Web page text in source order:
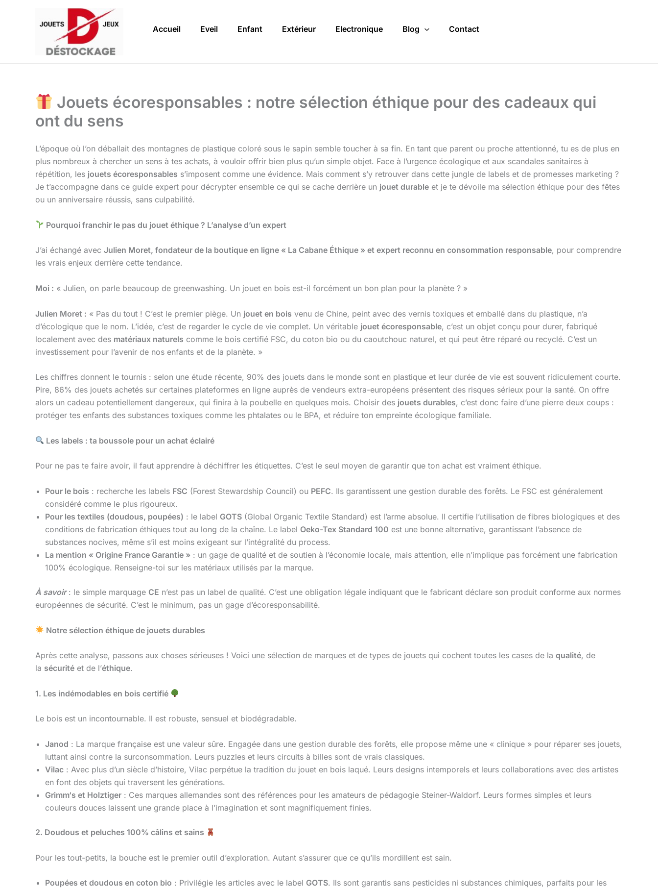
Accueil Eveil Enfant Extérieur Electronique Blog Contact
Jouets écoresponsables : notre sélection éthique pour des cadeaux qui
ont du sens
L’époque où l’on déballait des montagnes de plastique coloré sous le sapin semble toucher à sa fin. En tant que parent ou proche attentionné, tu es de plus en
plus nombreux à chercher un sens à tes achats, à vouloir offrir bien plus qu’un simple objet. Face à l’urgence écologique et aux scandales sanitaires à
répétition, les jouets écoresponsables s’imposent comme une évidence. Mais comment s’y retrouver dans cette jungle de labels et de promesses marketing ?
Je t’accompagne dans ce guide expert pour décrypter ensemble ce qui se cache derrière un jouet durable et je te dévoile ma sélection éthique pour des fêtes
ou un anniversaire réussis, sans culpabilité.
Pourquoi franchir le pas du jouet éthique ? L’analyse d’un expert
J’ai échangé avec Julien Moret, fondateur de la boutique en ligne « La Cabane Éthique » et expert reconnu en consommation responsable, pour comprendre
les vrais enjeux derrière cette tendance.
Moi : « Julien, on parle beaucoup de greenwashing. Un jouet en bois est-il forcément un bon plan pour la planète ? »
Julien Moret : « Pas du tout ! C’est le premier piège. Un jouet en bois venu de Chine, peint avec des vernis toxiques et emballé dans du plastique, n’a
d’écologique que le nom. L’idée, c’est de regarder le cycle de vie complet. Un véritable jouet écoresponsable, c’est un objet conçu pour durer, fabriqué
localement avec des matériaux naturels comme le bois certifié FSC, du coton bio ou du caoutchouc naturel, et qui peut être réparé ou recyclé. C’est un
investissement pour l’avenir de nos enfants et de la planète. »
Les chiffres donnent le tournis : selon une étude récente, 90% des jouets dans le monde sont en plastique et leur durée de vie est souvent ridiculement courte.
Pire, 86% des jouets achetés sur certaines plateformes en ligne auprès de vendeurs extra-européens présentent des risques sérieux pour la santé. On offre
alors un cadeau potentiellement dangereux, qui finira à la poubelle en quelques mois. Choisir des jouets durables, c’est donc faire d’une pierre deux coups :
protéger tes enfants des substances toxiques comme les phtalates ou le BPA, et réduire ton empreinte écologique familiale.
Les labels : ta boussole pour un achat éclairé
Pour ne pas te faire avoir, il faut apprendre à déchiffrer les étiquettes. C’est le seul moyen de garantir que ton achat est vraiment éthique.
Pour le bois : recherche les labels FSC (Forest Stewardship Council) ou PEFC. Ils garantissent une gestion durable des forêts. Le FSC est généralement
considéré comme le plus rigoureux.
Pour les textiles (doudous, poupées) : le label GOTS (Global Organic Textile Standard) est l’arme absolue. Il certifie l’utilisation de fibres biologiques et des
conditions de fabrication éthiques tout au long de la chaîne. Le label Oeko-Tex Standard 100 est une bonne alternative, garantissant l’absence de
substances nocives, même s’il est moins exigeant sur l’intégralité du process.
La mention « Origine France Garantie » : un gage de qualité et de soutien à l’économie locale, mais attention, elle n’implique pas forcément une fabrication
100% écologique. Renseigne-toi sur les matériaux utilisés par la marque.
À savoir: le simple marquage CE n’est pas un label de qualité. C’est une obligation légale indiquant que le fabricant déclare son produit conforme aux normes
européennes de sécurité. C’est le minimum, pas un gage d’écoresponsabilité.
Notre sélection éthique de jouets durables
Après cette analyse, passons aux choses sérieuses ! Voici une sélection de marques et de types de jouets qui cochent toutes les cases de la qualité, de
la sécurité et de l’éthique.
1. Les indémodables en bois certifié
Le bois est un incontournable. Il est robuste, sensuel et biodégradable.
Janod : La marque française est une valeur sûre. Engagée dans une gestion durable des forêts, elle propose même une « clinique » pour réparer ses jouets,
luttant ainsi contre la surconsommation. Leurs puzzles et leurs circuits à billes sont de vrais classiques.
Vilac : Avec plus d’un siècle d’histoire, Vilac perpétue la tradition du jouet en bois laqué. Leurs designs intemporels et leurs collaborations avec des artistes
en font des objets qui traversent les générations.
Grimm‘s et Holztiger : Ces marques allemandes sont des références pour les amateurs de pédagogie Steiner-Waldorf. Leurs formes simples et leurs
couleurs douces laissent une grande place à l’imagination et sont magnifiquement finies.
2. Doudous et peluches 100% câlins et sains
Pour les tout-petits, la bouche est le premier outil d’exploration. Autant s’assurer que ce qu’ils mordillent est sain.
Poupées et doudous en coton bio : Privilégie les articles avec le label GOTS. Ils sont garantis sans pesticides ni substances chimiques, parfaits pour les